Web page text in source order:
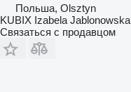
Польша, Olsztyn
KUBIX Izabela Jablonowska
Связаться с продавцом